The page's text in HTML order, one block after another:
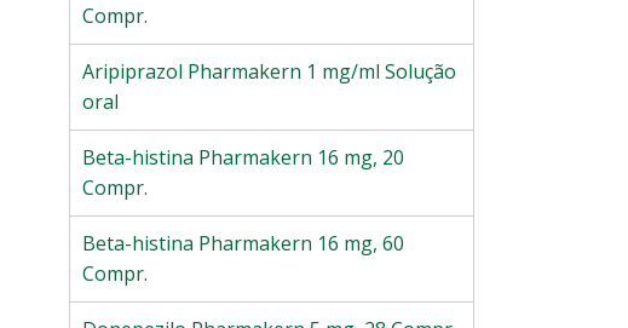
Compr.
Aripiprazol Pharmakern 1 mg/ml Solução
oral
Beta-histina Pharmakern 16 mg, 20
Compr.
Beta-histina Pharmakern 16 mg, 60
Compr.